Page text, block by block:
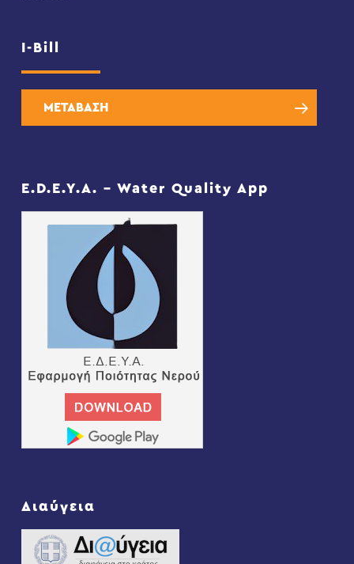
I-Bill
ΜΕΤΑΒΑΣΗ
E.D.E.Y.A. – Water Quality App
Διαύγεια